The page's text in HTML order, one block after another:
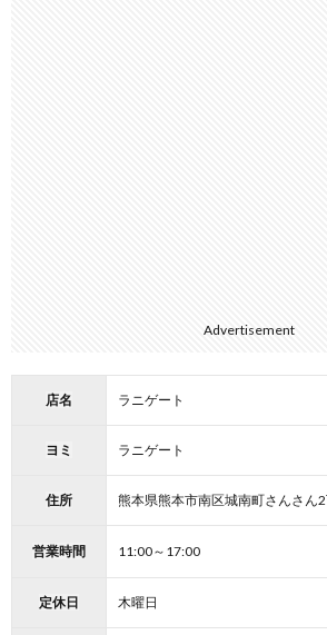
Advertisement
店名 ラニゲート
ヨミ ラニゲート
住所 熊本県熊本市南区城南町さんさん
営業時間 11:00～17:00
定休日 木曜日